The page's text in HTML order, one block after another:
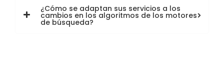
¿Cómo se adaptan sus servicios a los
cambios en los algoritmos de los motores
de búsqueda?